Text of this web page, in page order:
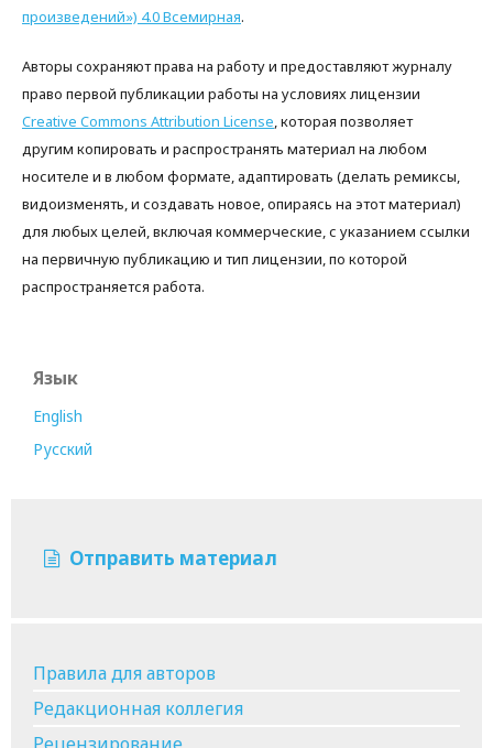
произведений») 4.0 Всемирная.
Авторы сохраняют права на работу и предоставляют журналу
право первой публикации работы на условиях лицензии
Creative Commons Attribution License, которая позволяет
другим копировать и распространять материал на любом
носителе и в любом формате, адаптировать (делать ремиксы,
видоизменять, и создавать новое, опираясь на этот материал)
для любых целей, включая коммерческие, с указанием ссылки
на первичную публикацию и тип лицензии, по которой
распространяется работа.
Язык
English
Русский
Отправить материал
Правила для авторов
Редакционная коллегия